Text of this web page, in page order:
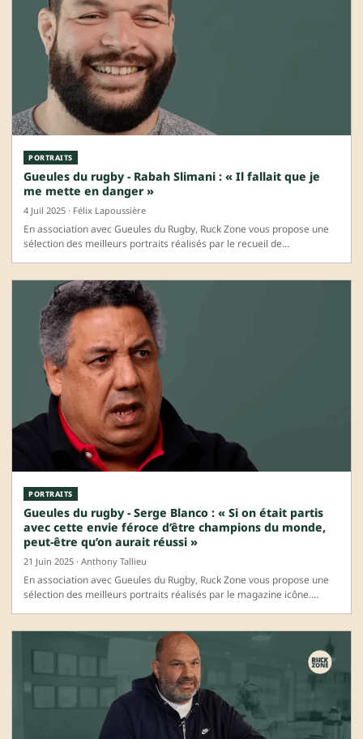
PORTRAITS
Gueules du rugby - Rabah Slimani : « Il fallait que je
me mette en danger »
4 Juil 2025 · Félix Lapoussière
En association avec Gueules du Rugby, Ruck Zone vous propose une
sélection des meilleurs portraits réalisés par le recueil de…
PORTRAITS
Gueules du rugby - Serge Blanco : « Si on était partis
avec cette envie féroce d’être champions du monde,
peut-être qu’on aurait réussi »
21 Juin 2025 · Anthony Tallieu
En association avec Gueules du Rugby, Ruck Zone vous propose une
sélection des meilleurs portraits réalisés par le magazine icône.…